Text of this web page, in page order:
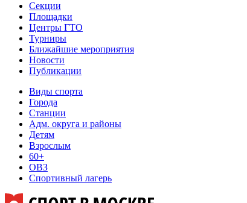
Секции
Площадки
Центры ГТО
Турниры
Ближайшие мероприятия
Новости
Публикации
Виды спорта
Города
Станции
Адм. округа и районы
Детям
Взрослым
60+
ОВЗ
Спортивный лагерь